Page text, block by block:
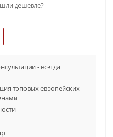
дешевле?
- всегда
топовых европейских